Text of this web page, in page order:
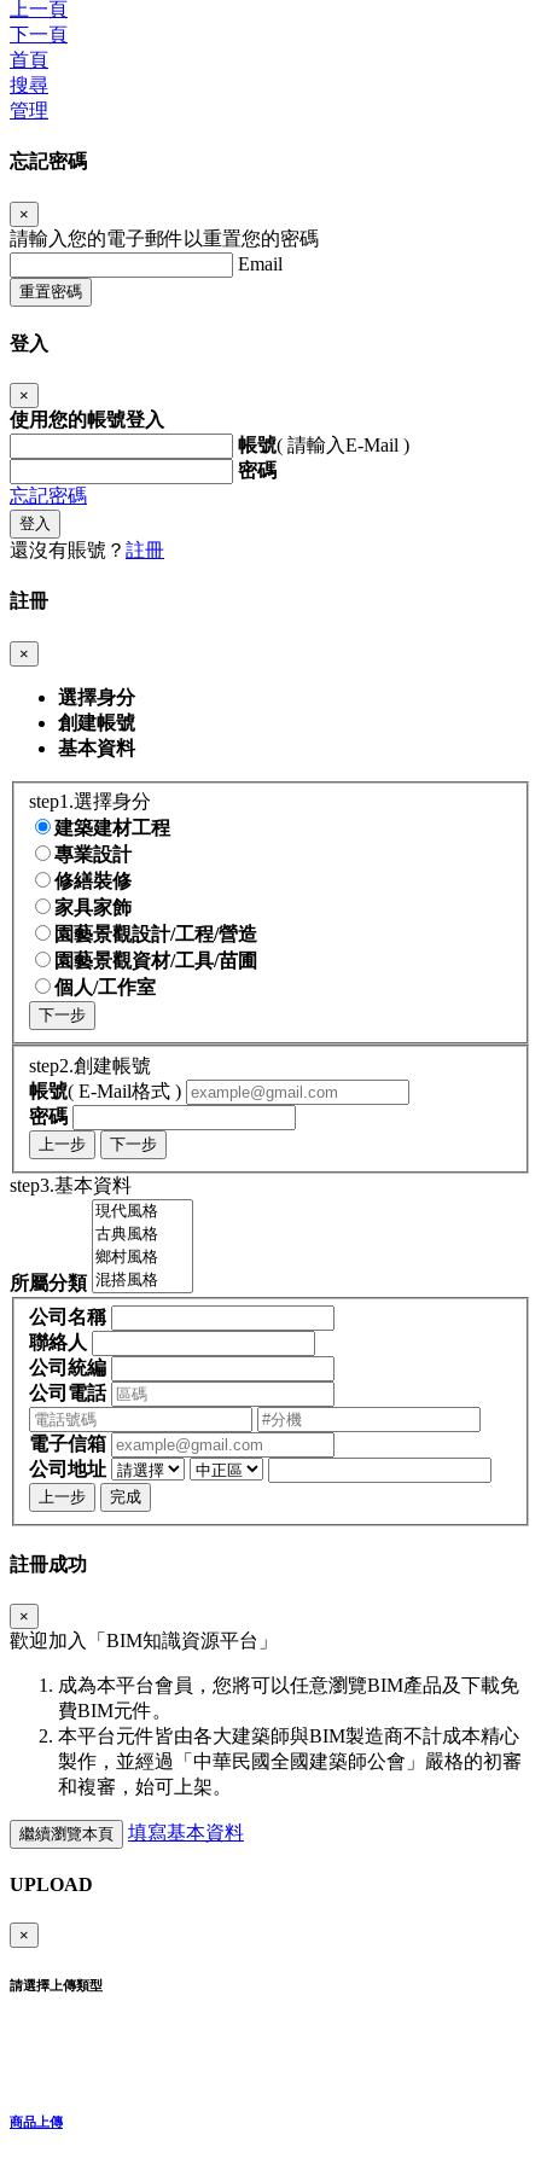
上一頁
下一頁
首頁
搜尋
管理
忘記密碼
×
請輸入您的電子郵件以重置您的密碼
Email
重置密碼
登入
×
使用您的帳號登入
帳號( 請輸入E-Mail )
密碼
忘記密碼
登入
還沒有賬號？ 註冊
註冊
×
選擇身分
創建帳號
基本資料
step1.選擇身分
建築建材工程
專業設計
修繕裝修
家具家飾
園藝景觀設計/工程/營造
園藝景觀資材/工具/苗圃
個人/工作室
下一步
step2.創建帳號
帳號( E-Mail格式 )
密碼
上一步 下一步
step3.基本資料
所屬分類
公司名稱
聯絡人
公司統編
公司電話
電子信箱
公司地址
上一步 完成
註冊成功
×
歡迎加入「 BIM知識資源平台」
成為本平台會員，您將可以任意瀏覽BIM產品及下載免
費BIM元件。
本平台元件皆由各大建築師與BIM製造商不計成本精心
製作，並經過「中華民國全國建築師公會」嚴格的初審
和複審，始可上架。
繼續瀏覽本頁 填寫基本資料
UPLOAD
×
請選擇上傳類型
商品上傳